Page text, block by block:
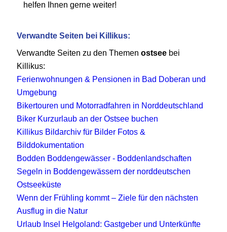
helfen Ihnen gerne weiter!
Verwandte Seiten bei Killikus:
Verwandte Seiten zu den Themenostsee bei
Killikus:
Ferienwohnungen & Pensionen in Bad Doberan und
Umgebung
Bikertouren und Motorradfahren in Norddeutschland
Biker Kurzurlaub an der Ostsee buchen
Killikus Bildarchiv für Bilder Fotos &
Bilddokumentation
Bodden Boddengewässer - Boddenlandschaften
Segeln in Boddengewässern der norddeutschen
Ostseeküste
Wenn der Frühling kommt – Ziele für den nächsten
Ausflug in die Natur
Urlaub Insel Helgoland: Gastgeber und Unterkünfte